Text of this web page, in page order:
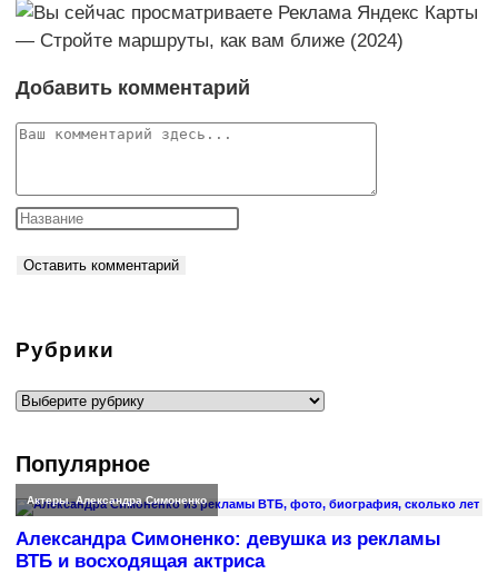
Добавить комментарий
Комментарий
Рубрики
Рубрики
Популярное
Актеры,Александра Симоненко
Александра Симоненко: девушка из рекламы
ВТБ и восходящая актриса